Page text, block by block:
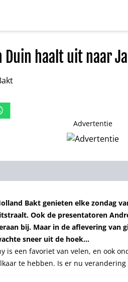
Duin haalt uit naar
Advertentie
Bakt genieten elke zondag
Ook de presentatoren
bij. Maar in de aflevering van
sneer uit de hoek…
is een favoriet van velen, en ook
te hebben. Is er nu